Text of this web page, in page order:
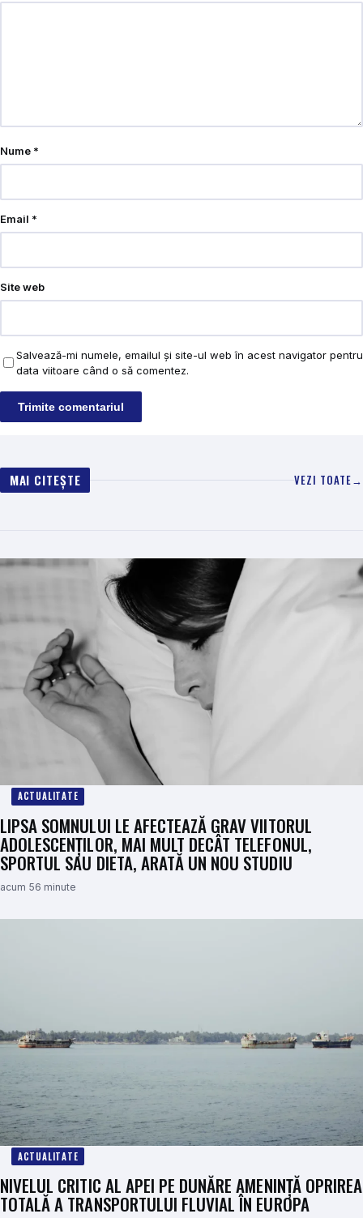
Nume *
Email *
Site web
Salvează-mi numele, emailul și site-ul web în acest navigator pentru
data viitoare când o să comentez.
MAI CITEȘTE VEZI TOATE→
ACTUALITATE
LIPSA SOMNULUI LE AFECTEAZĂ GRAV VIITORUL
ADOLESCENȚILOR, MAI MULT DECÂT TELEFONUL,
SPORTUL SAU DIETA, ARATĂ UN NOU STUDIU
acum 56 minute
ACTUALITATE
NIVELUL CRITIC AL APEI PE DUNĂRE AMENINȚĂ OPRIREA
TOTALĂ A TRANSPORTULUI FLUVIAL ÎN EUROPA